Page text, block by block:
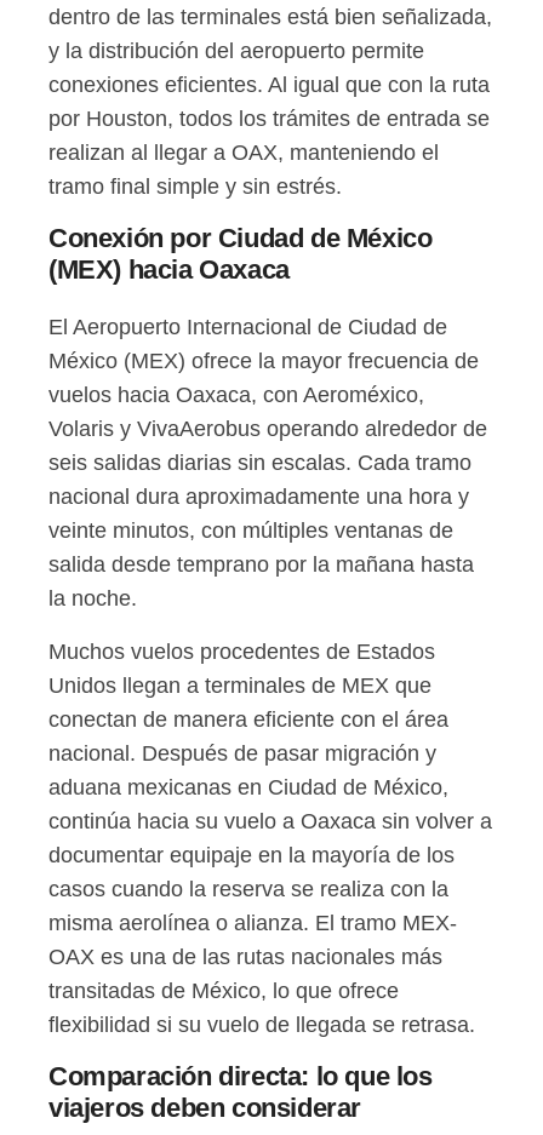
dentro de las terminales está bien señalizada,
y la distribución del aeropuerto permite
conexiones eficientes. Al igual que con la ruta
por Houston, todos los trámites de entrada se
realizan al llegar a OAX, manteniendo el
tramo final simple y sin estrés.
Conexión por Ciudad de México
(MEX) hacia Oaxaca
El Aeropuerto Internacional de Ciudad de
México (MEX) ofrece la mayor frecuencia de
vuelos hacia Oaxaca, con Aeroméxico,
Volaris y VivaAerobus operando alrededor de
seis salidas diarias sin escalas. Cada tramo
nacional dura aproximadamente una hora y
veinte minutos, con múltiples ventanas de
salida desde temprano por la mañana hasta
la noche.
Muchos vuelos procedentes de Estados
Unidos llegan a terminales de MEX que
conectan de manera eficiente con el área
nacional. Después de pasar migración y
aduana mexicanas en Ciudad de México,
continúa hacia su vuelo a Oaxaca sin volver a
documentar equipaje en la mayoría de los
casos cuando la reserva se realiza con la
misma aerolínea o alianza. El tramo MEX-
OAX es una de las rutas nacionales más
transitadas de México, lo que ofrece
flexibilidad si su vuelo de llegada se retrasa.
Comparación directa: lo que los
viajeros deben considerar